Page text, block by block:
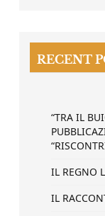
RECENT
“TRA IL
IL REGNO
IL